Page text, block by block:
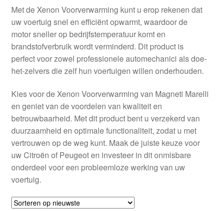
Klachtenprocedure
Levering
Mijn account
Privacybeleid
Wereldwijde verzending
Winkelwagen
Met de Xenon Voorverwarming kunt u erop rekenen dat
uw voertuig snel en efficiënt opwarmt, waardoor de
motor sneller op bedrijfstemperatuur komt en
brandstofverbruik wordt verminderd. Dit product is
perfect voor zowel professionele automechanici als doe-
het-zelvers die zelf hun voertuigen willen onderhouden.
Kies voor de Xenon Voorverwarming van Magneti Marelli
en geniet van de voordelen van kwaliteit en
betrouwbaarheid. Met dit product bent u verzekerd van
duurzaamheid en optimale functionaliteit, zodat u met
vertrouwen op de weg kunt. Maak de juiste keuze voor
uw Citroën of Peugeot en investeer in dit onmisbare
onderdeel voor een probleemloze werking van uw
voertuig.